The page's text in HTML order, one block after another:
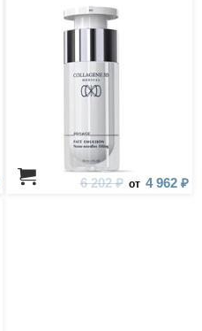
6 202 ₽ от 4 962 ₽